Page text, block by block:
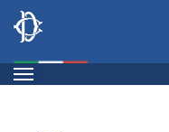
Salta
contenuto
principale
Montecitorio7
Leg
19Espandi
Contenuto